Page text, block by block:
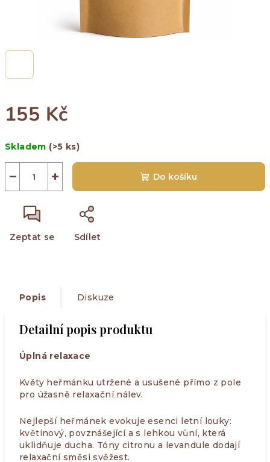
155 Kč
cena:
Skladem (>5 ks)
+
− Do košíku
Zeptat se Sdílet
Popis Diskuze
Detailní popis produktu
Úplná relaxace
Květy heřmánku utržené a usušené přímo z pole
pro úžasně relaxační nálev.
Nejlepší heřmánek evokuje esenci letní louky:
květinový, povznášející a s lehkou vůní, která
uklidňuje ducha. Tóny citronu a levandule dodají
relaxační směsi svěžest.